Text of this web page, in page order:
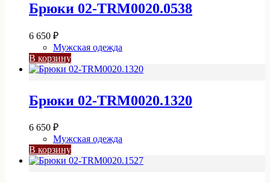
Брюки 02-TRM0020.0538
6 650 ₽
Мужская одежда
В корзину
Брюки 02-TRM0020.1320
6 650 ₽
Мужская одежда
В корзину